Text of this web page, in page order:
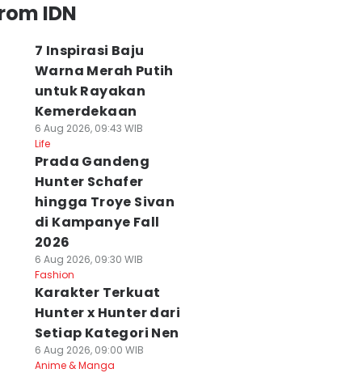
IDN
7 Inspirasi Baju
Warna Merah Putih
untuk Rayakan
Kemerdekaan
6 Aug 2026, 09:43 WIB
Life
Prada Gandeng
Hunter Schafer
hingga Troye Sivan
di Kampanye Fall
2026
6 Aug 2026, 09:30 WIB
Fashion
Karakter Terkuat
Hunter x Hunter dari
Setiap Kategori Nen
6 Aug 2026, 09:00 WIB
Anime & Manga